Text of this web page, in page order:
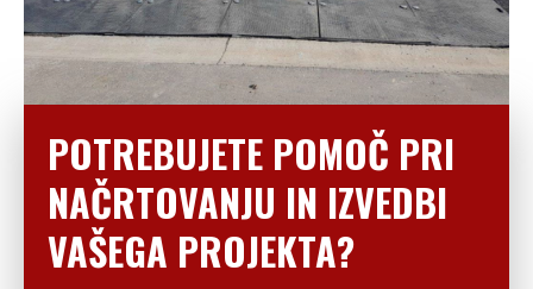
POTREBUJETE POMOČ PRI
NAČRTOVANJU IN IZVEDBI
VAŠEGA PROJEKTA?